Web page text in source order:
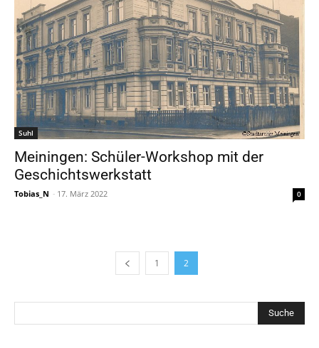
Suhl
Meiningen: Schüler-Workshop mit der
Geschichtswerkstatt
Tobias_N - 17. März 2022 0
1 2